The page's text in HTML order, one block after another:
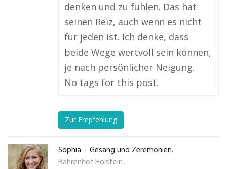
denken und zu fühlen. Das hat
seinen Reiz, auch wenn es nicht
für jeden ist. Ich denke, dass
beide Wege wertvoll sein können,
je nach persönlicher Neigung.
No tags for this post.
Zur Empfehlung
Sophia – Gesang und Zeremonien.
Bahrenhof Holstein